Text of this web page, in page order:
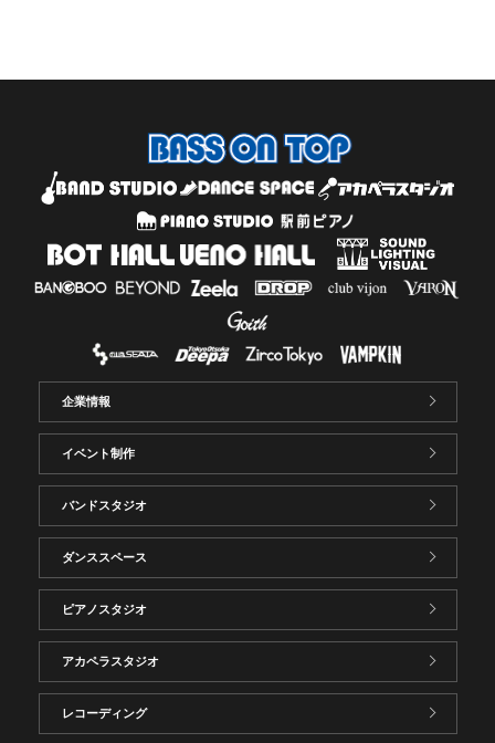
企業情報
イベント制作
バンドスタジオ
ダンススペース
ピアノスタジオ
アカペラスタジオ
レコーディング